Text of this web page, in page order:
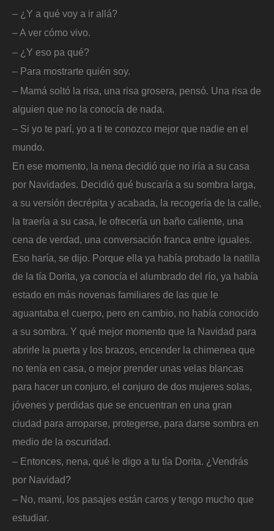
– ¿Y a qué voy a ir allá?
– A ver cómo vivo.
– ¿Y eso pa qué?
– Para mostrarte quién soy.
– Mamá soltó la risa, una risa grosera, pensó. Una risa de
alguien que no la conocía de nada.
– Si yo te parí, yo a ti te conozco mejor que nadie en el
mundo.
En ese momento, la nena decidió que no iría a su casa
por Navidades. Decidió qué buscaría a su sombra larga,
a su versión decrépita y acabada, la recogería de la calle,
la traería a su casa, le ofrecería un baño caliente, una
cena de verdad, una conversación franca entre iguales.
Eso haría, se dijo. Porque ella ya había probado la natilla
de la tía Dorita, ya conocía el alumbrado del río, ya había
estado en más novenas familiares de las que le
aguantaba el cuerpo, pero en cambio, no había conocido
a su sombra. Y qué mejor momento que la Navidad para
abrirle la puerta y los brazos, encender la chimenea que
no tenía en casa, o mejor prender unas velas blancas
para hacer un conjuro, el conjuro de dos mujeres solas,
jóvenes y perdidas que se encuentran en una gran
ciudad para arroparse, protegerse, para darse sombra en
medio de la oscuridad.
– Entonces, nena, qué le digo a tu tía Dorita. ¿Vendrás
por Navidad?
– No, mami, los pasajes están caros y tengo mucho que
estudiar.